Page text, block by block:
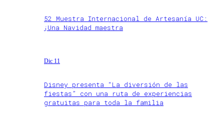
52 Muestra Internacional de Artesanía UC:
¡Una Navidad maestra
Dic 11
Disney presenta “La diversión de las
fiestas” con una ruta de experiencias
gratuitas para toda la familia